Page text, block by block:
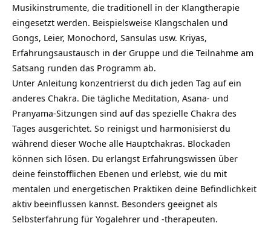
Musikinstrumente, die traditionell in der Klangtherapie
eingesetzt werden. Beispielsweise Klangschalen und
Gongs, Leier, Monochord, Sansulas usw. Kriyas,
Erfahrungsaustausch in der Gruppe und die Teilnahme am
Satsang runden das Programm ab.
Unter Anleitung konzentrierst du dich jeden Tag auf ein
anderes Chakra. Die tägliche Meditation, Asana- und
Pranyama-Sitzungen sind auf das spezielle Chakra des
Tages ausgerichtet. So reinigst und harmonisierst du
während dieser Woche alle Hauptchakras. Blockaden
können sich lösen. Du erlangst Erfahrungswissen über
deine feinstofflichen Ebenen und erlebst, wie du mit
mentalen und energetischen Praktiken deine Befindlichkeit
aktiv beeinflussen kannst. Besonders geeignet als
Selbsterfahrung für Yogalehrer und -therapeuten.